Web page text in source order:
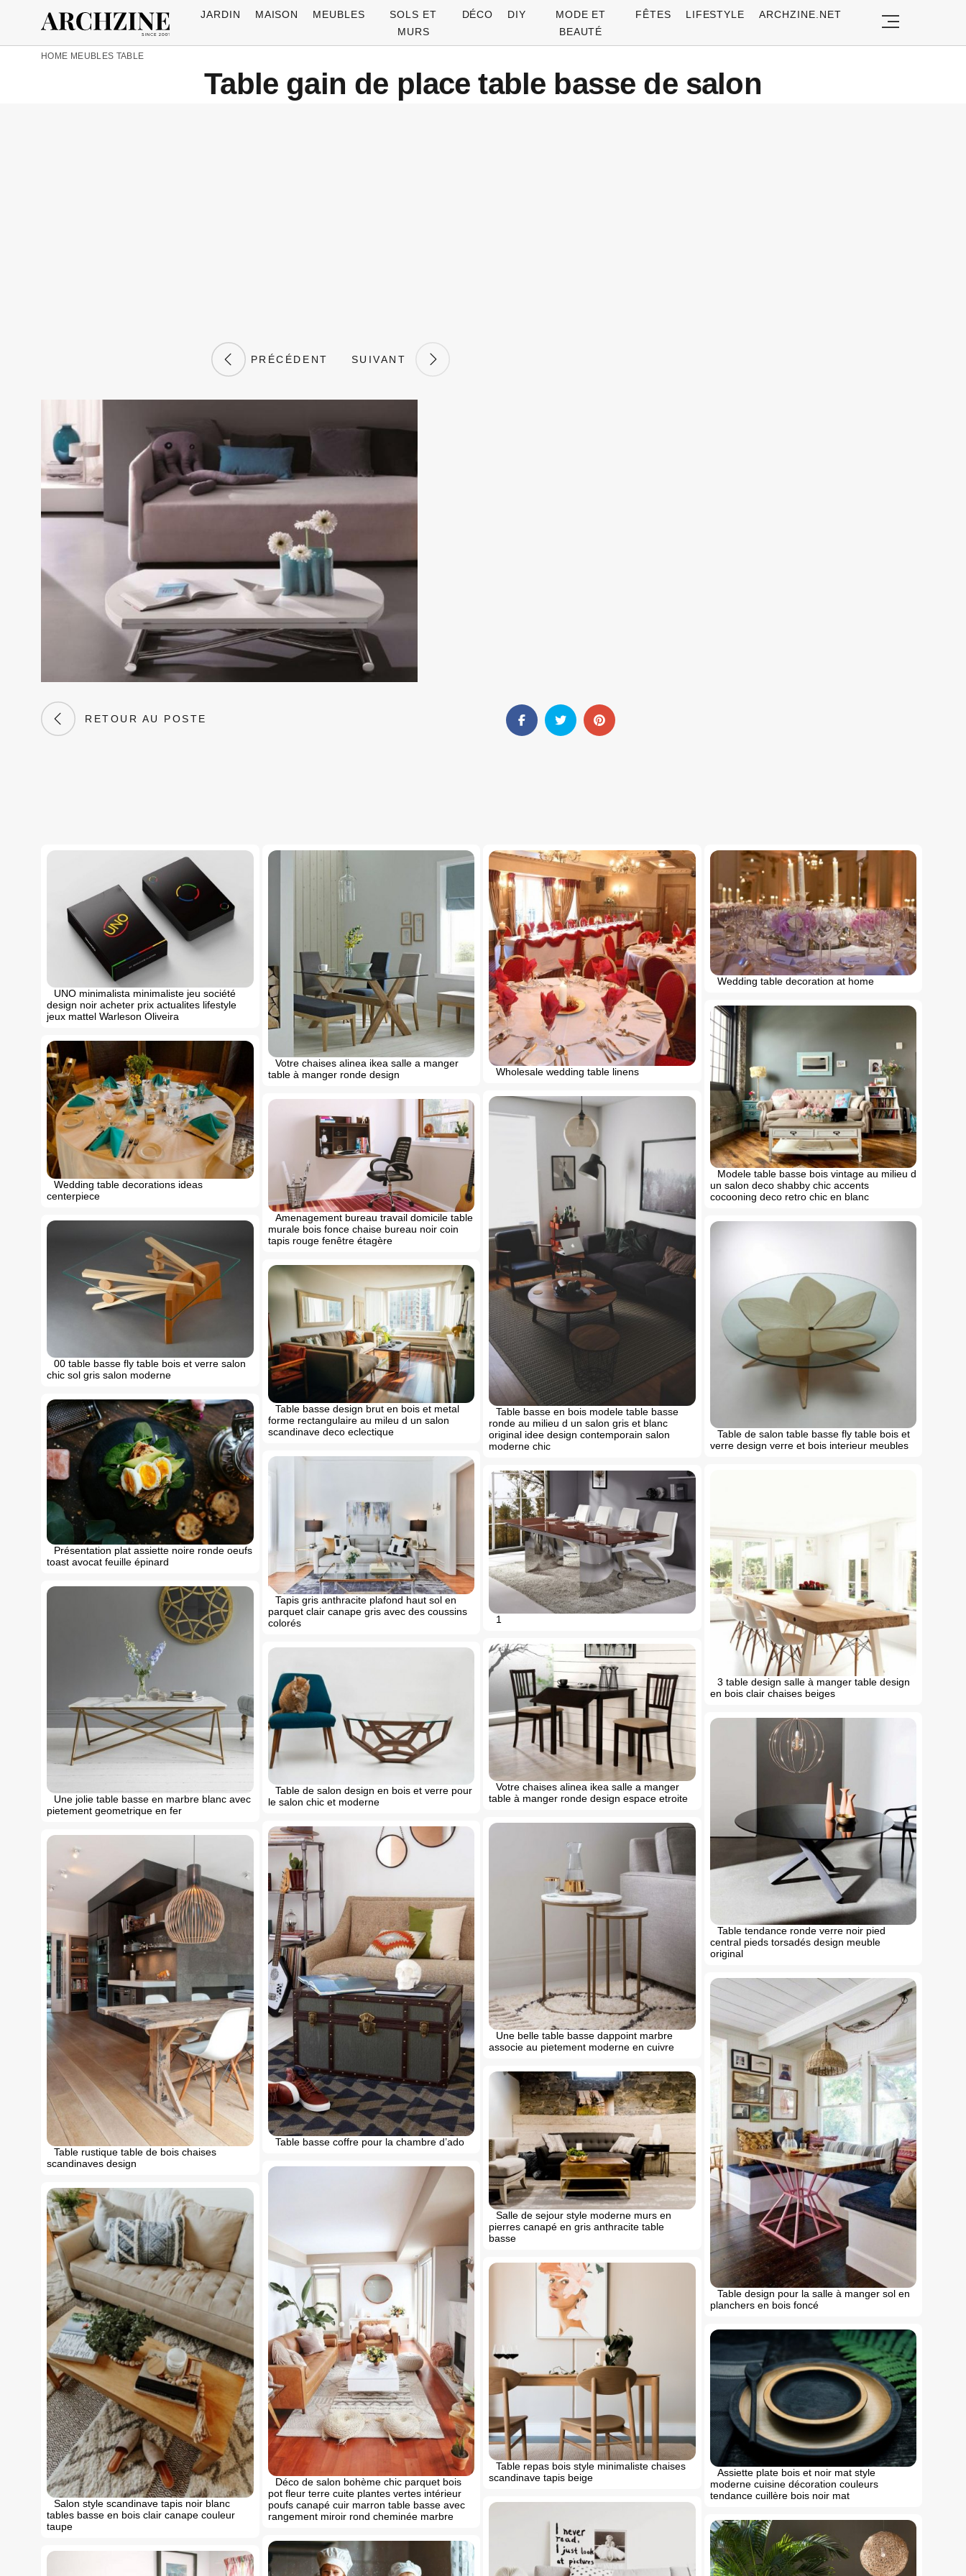
JARDIN MAISON MEUBLES
SOLS ET
MURS
DÉCO DIY
MODE ET
BEAUTÉ
FÊTES LIFESTYLE ARCHZINE.NET
HOME MEUBLES TABLE
Table gain de place table basse de salon
PRÉCÉDENT SUIVANT
RETOUR AU POSTE
UNO minimalista minimaliste jeu société
design noir acheter prix actualites lifestyle
jeux mattel Warleson Oliveira
Votre chaises alinea ikea salle a manger
table à manger ronde design
Wholesale wedding table linens
Wedding table decoration at home
Modele table basse bois vintage au milieu d
un salon deco shabby chic accents
cocooning deco retro chic en blanc
Wedding table decorations ideas
centerpiece
Table basse en bois modele table basse
ronde au milieu d un salon gris et blanc
original idee design contemporain salon
moderne chic
Amenagement bureau travail domicile table
murale bois fonce chaise bureau noir coin
tapis rouge fenêtre étagère
00 table basse fly table bois et verre salon
chic sol gris salon moderne
Table de salon table basse fly table bois et
verre design verre et bois interieur meubles
Table basse design brut en bois et metal
forme rectangulaire au mileu d un salon
scandinave deco eclectique
Présentation plat assiette noire ronde oeufs
toast avocat feuille épinard
Tapis gris anthracite plafond haut sol en
parquet clair canape gris avec des coussins
colorés
3 table design salle à manger table design
en bois clair chaises beiges
1
Une jolie table basse en marbre blanc avec
pietement geometrique en fer
Votre chaises alinea ikea salle a manger
table à manger ronde design espace etroite
Table de salon design en bois et verre pour
le salon chic et moderne
Table tendance ronde verre noir pied
central pieds torsadés design meuble
original
Une belle table basse dappoint marbre
associe au pietement moderne en cuivre
Table basse coffre pour la chambre d’ado
Table rustique table de bois chaises
scandinaves design
Table design pour la salle à manger sol en
planchers en bois foncé
Salle de sejour style moderne murs en
pierres canapé en gris anthracite table
basse
Déco de salon bohème chic parquet bois
pot fleur terre cuite plantes vertes intérieur
poufs canapé cuir marron table basse avec
rangement miroir rond cheminée marbre
Salon style scandinave tapis noir blanc
tables basse en bois clair canape couleur
taupe
Table repas bois style minimaliste chaises
scandinave tapis beige
Assiette plate bois et noir mat style
moderne cuisine décoration couleurs
tendance cuillère bois noir mat